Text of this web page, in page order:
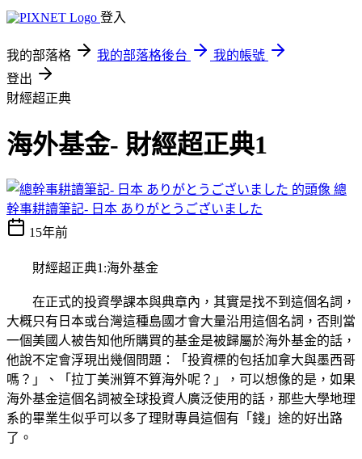
登入
我的部落格 我的部落格後台
我的帳號
登出
財經超正典
海外基金- 財經超正典1
總
幹事耕讀筆記- 日本 ありがとうございました
15年前
財經超正典1:海外基金
在正式的投資學課本與典章內，其實是找不到這個名詞，
大概只有日本或台灣這種島國才會大量沿用這個名詞，否則當
一個美國人被告知他所購買的基金是被歸屬於海外基金的話，
他說不定會浮現出幾個問題：「投資標的包括加拿大與墨西哥
嗎？」、「拉丁美洲算不算海外呢？」，可以想像的是，如果
海外基金這個名詞被全球投資人廣泛使用的話，那些大學地理
系的畢業生似乎可以多了理財專員這個有「錢」途的好出路
了。